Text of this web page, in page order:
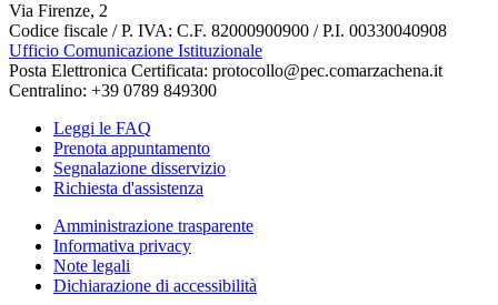
Via Firenze, 2
Codice fiscale / P. IVA: C.F. 82000900900 / P.I. 00330040908
Ufficio Comunicazione Istituzionale
Posta Elettronica Certificata: protocollo@pec.comarzachena.it
Centralino: +39 0789 849300
Leggi le FAQ
Prenota appuntamento
Segnalazione disservizio
Richiesta d'assistenza
Amministrazione trasparente
Informativa privacy
Note legali
Dichiarazione di accessibilità